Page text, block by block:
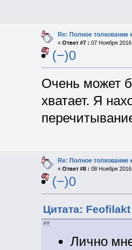
Re: Полное толкование
« Ответ #7 : 07 Ноября
(−)0
Очень может
хватает. Я
Re: Полное толкование
« Ответ #8 : 08 Ноября
(−)0
Цитата:
Лично